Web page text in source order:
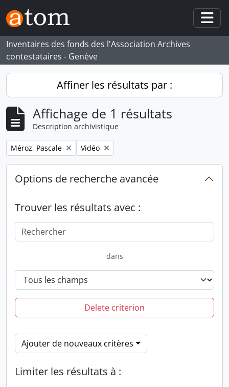
Skip to main content
Inventaires des fonds des l'Association Archives
contestataires - Genève
Affiner les résultats par :
Affichage de 1 résultats
Description archivistique
Remove filter:
Méroz, Pascale Remove filter:
Vidéo
Options de recherche avancée
Trouver les résultats avec :
dans
Delete criterion
Ajouter de nouveaux critères
Limiter les résultats à :